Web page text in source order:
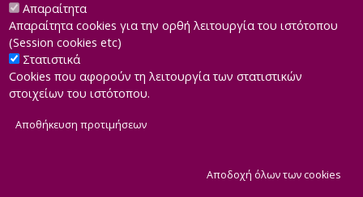
Developed byINTEROPTICS
Απαραίτητα
Απαραίτητα cookies για την ορθή λειτουργία του ιστότοπου
(Session cookies etc)
Στατιστικά
Cookies που αφορούν τη λειτουργία των στατιστικών
στοιχείων του ιστότοπου.
Αποθήκευση προτιμήσεων
Αποδοχή όλων των cookies